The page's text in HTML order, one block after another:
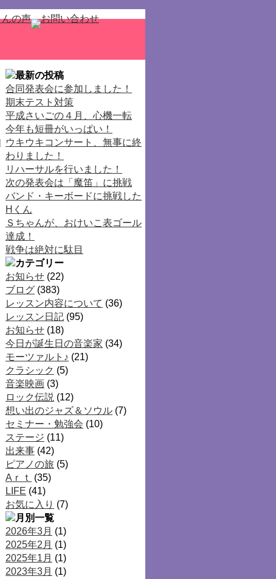
合同発表会に参加しました！
期末テスト対策
平成さいごの４月、心機一転
今年も短冊がいっぱい！
ウキウキコンサート、無事に終
わりました！
リハーサルを行いました！
次の発表会は「魔笛」に挑戦
バンド・キーボードに挑戦した
Hくん
Ｓちゃんが、おけいこ表ゴール
達成！
戦争は絶対に駄目
お知らせ (22)
ブログ (383)
レッスン内容について (36)
レッスン日記 (95)
お知らせ (18)
今日が誕生日の音楽家 (34)
モーツァルト♪ (21)
クラシック (5)
音楽映画 (3)
ロック伝説 (12)
想い出のジャズ＆ソウル (7)
セミナー・勉強会 (10)
ステージ (11)
出来事 (42)
ピアノの旅 (5)
Aｒｔ
(35)
LIFE (41)
お気に入り (7)
2026年3月 (1)
2025年2月 (1)
2025年1月 (1)
2023年3月 (1)